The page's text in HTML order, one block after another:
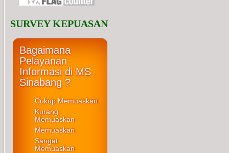
   SURVEY KEPUASAN
Bagaimana
Pelayanan
Informasi di MS
Sinabang ?
Cukup Memuaskan
Kurang
Memuaskan
Memuaskan
Sangat
Memuaskan